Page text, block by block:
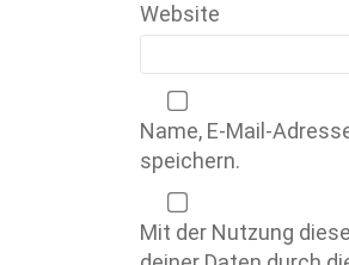
Website
Name, E-Mail-
speichern.
Mit der Nutzung